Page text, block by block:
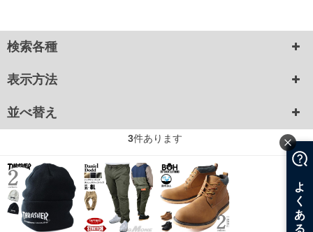
検索各種
表示方法
並べ替え
3件あります